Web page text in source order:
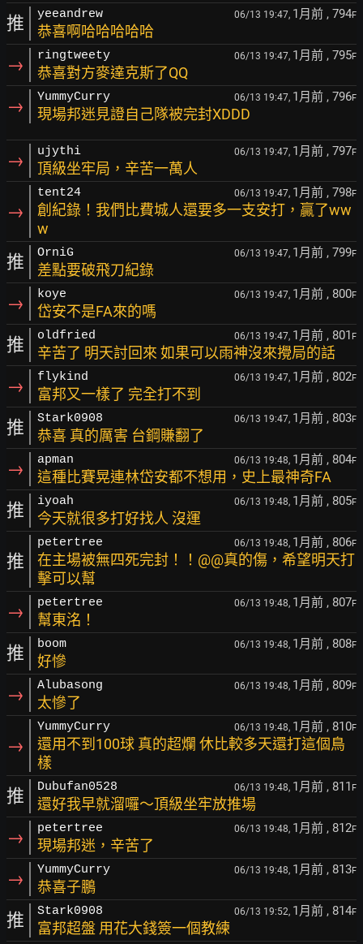
推 yeeandrew 06/13 19:47, 1月前 , 794F
恭喜啊哈哈哈哈哈
→ ringtweety 06/13 19:47, 1月前 , 795F
恭喜對方麥達克斯了QQ
→ YummyCurry 06/13 19:47, 1月前 , 796F
現場邦迷見證自己隊被完封XDDD
→ ujythi 06/13 19:47, 1月前 , 797F
頂級坐牢局，辛苦一萬人
→
tent24 06/13 19:47, 1月前 , 798F
創紀錄！我們比費城人還要多一支安打，贏了ww
w
推 OrniG 06/13 19:47, 1月前 , 799F
差點要破飛刀紀錄
→ koye 06/13 19:47, 1月前 , 800F
岱安不是FA來的嗎
推 oldfried 06/13 19:47, 1月前 , 801 F
辛苦了 明天討回來 如果可以雨神沒來攪局的話
→ flykind 06/13 19:47, 1月前 , 802F
富邦又一樣了 完全打不到
推 Stark0908 06/13 19:47, 1月前 , 803F
恭喜 真的厲害 台鋼賺翻了
→ apman 06/13 19:48, 1月前 , 804F
這種比賽晃連林岱安都不想用，史上最神奇FA
推 iyoah 06/13 19:48, 1月前 , 805F
今天就很多打好找人 沒運
推
petertree 06/13 19:48, 1月前 , 806F
在主場被無四死完封！！@@真的傷，希望明天打
擊可以幫
→ petertree 06/13 19:48, 1月前 , 807F
幫東洺！
推 boom 06/13 19:48, 1月前 , 808F
好慘
→ Alubasong 06/13 19:48, 1月前 , 809F
太慘了
→
YummyCurry 06/13 19:48, 1月前 , 810F
還用不到100球 真的超爛 休比較多天還打這個鳥
樣
推 Dubufan0528 06/13 19:48, 1月前 , 811 F
還好我早就溜囉～頂級坐牢放推場
→ petertree 06/13 19:48, 1月前 , 812F
現場邦迷，辛苦了
→ YummyCurry 06/13 19:48, 1月前 , 813F
恭喜子鵬
推 Stark0908 06/13 19:52, 1月前 , 814F
富邦超盤 用花大錢簽一個教練